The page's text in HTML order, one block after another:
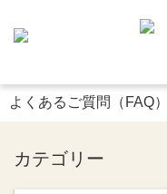
よくあるご質問（FAQ）
カテゴリー